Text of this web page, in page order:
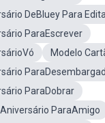
DeBluey Para
ParaEscrever
Modelo
ParaDobrar
ParaAmigo